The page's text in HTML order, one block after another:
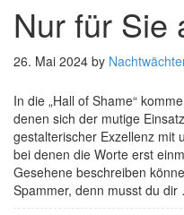
Nur für Sie
26. Mai 2024 by
In die „Hall of Shame“
denen sich der mutige
gestalterischer Exzellenz mit
bei denen die Worte erst
Gesehene beschreiben
Spammer, denn musst du